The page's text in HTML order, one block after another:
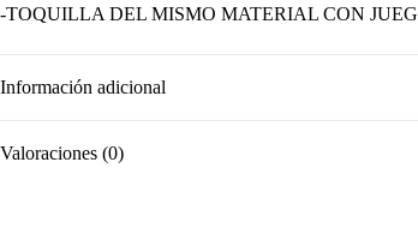
-TOQUILLA DEL MISMO MATERIAL CON
Información adicional
Valoraciones (0)